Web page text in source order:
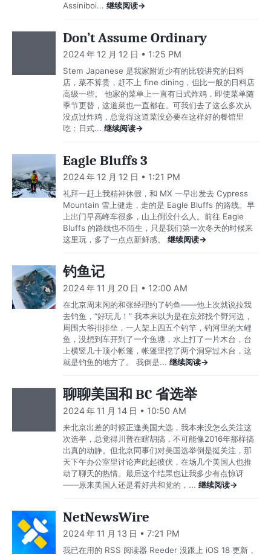
Assiniboi... 继续阅读→
Don’t Assume Ordinary
2024 年 12 月 12 日 • 1:25 PM
Stem Japanese 是我家附近少有的比较讲究的日料
店，菜不算贵，赶不上 fine dining，但比一般的日料店
高级一些。 他家的菜单上一直有日式炸鸡，即使菜单随
季节更替，这道菜也一直都在。可我们去了这么多次从
没点过炸鸡，总觉得这道菜没必要在这样好的餐馆里
吃：日式... 继续阅读→
Eagle Bluffs 3
2024 年 12 月 12 日 • 1:21 PM
礼拜一赶上我精神休假，和 MX 一早出发去 Cypress
Mountain 雪上健走，走的是 Eagle Bluffs 的路线。早
上出门早高峰车很多，山上倒没什么人。前往 Eagle
Bluffs 的路线也不陌生，只是我们第一次冬天的时候来
这里玩，多了一点点新鲜感。 继续阅读→
钓鱼记
2024 年 11 月 20 日 • 12:00 AM
在北京周末闲的和张经理约了钓鱼——他上次就说拉我
去钓鱼，“好玩儿！” 我本来以为是在京郊找个野河边，
周围大爷排排坐，一人架上四五个钓竿，钓河里的大鲤
鱼，没想到车开到了一个鱼塘，水上打了一片木台，台
上横竖几十顶小帐篷，帐篷里挖了两个洞穿过木台，这
就是钓鱼的地方了。 我倒是... 继续阅读→
聊聊美国和 BC 省选举
2024 年 11 月 14 日 • 10:50 AM
来北京出差的时候正逢美国大选，我本来没怎么关注这
次选举，总觉得川普在瞎胡搞，不可能像2016年那样搞
出真的动静。但北京同事们对美国选举倒是挺关注，那
天下午办公室里讨论声此起彼伏，在场几个美国人也推
动了聊天的热情。最后这个结果也让我多少有点惊讶
——原来美国人还是看好共和党的，... 继续阅读→
NetNewsWire
2024 年 11 月 13 日 • 7:21 PM
我已在用的 RSS 阅读器 Reeder 没跟上 iOS 18 更新，